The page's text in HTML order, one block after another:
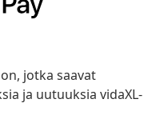
jotka saavat
ja uutuuksia vidaXL-